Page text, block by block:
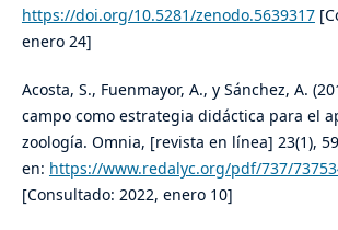
https://doi.org/10.5281/zenodo.5639317
enero 24]
Acosta, S., Fuenmayor, A., y Sánchez, A.
campo como estrategia didáctica para el
zoología. Omnia, [revista en línea] 23(1),
en: https://www.redalyc.org/pdf/737/
[Consultado: 2022, enero 10]